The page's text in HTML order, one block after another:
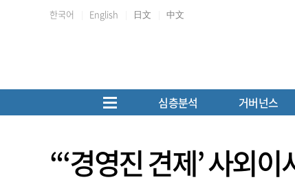
한국어 English 日文 中文
심층분석 거버넌스
“‘경영진 견제’ 사외